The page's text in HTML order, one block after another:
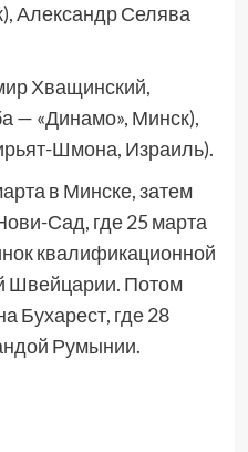
Александр Селява
Хващинский,
— «Динамо», Минск),
Шмона, Израиль).
в Минске, затем
Сад, где 25 марта
квалификационной
Швейцарии. Потом
Бухарест, где 28
Румынии.